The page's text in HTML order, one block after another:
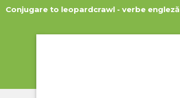
Conjugare to leopardcrawl - verbe engleză